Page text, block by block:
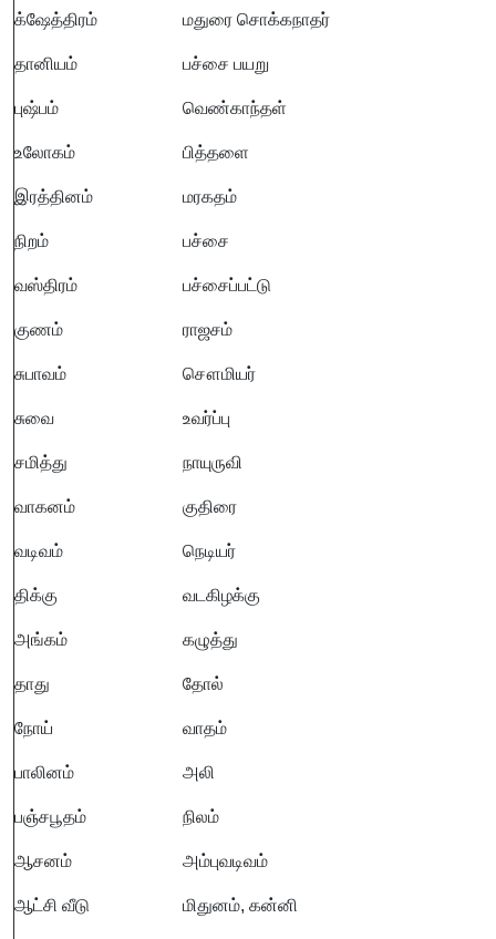
க்ஷேத்திரம் மதுரை சொக்கநாதர்
தானியம் பச்சை பயறு
புஷ்பம் வெண்காந்தள்
உலோகம் பித்தளை
இரத்தினம் மரகதம்
நிறம் பச்சை
வஸ்திரம் பச்சைப்பட்டு
குணம் ராஜசம்
சுபாவம் சௌமியர்
சுவை உவர்ப்பு
சமித்து நாயுருவி
வாகனம் குதிரை
வடிவம் நெடியர்
திக்கு வடகிழக்கு
அங்கம் கழுத்து
தாது தோல்
நோய் வாதம்
பாலினம் அலி
பஞ்சபூதம் நிலம்
ஆசனம் அம்புவடிவம்
ஆட்சி வீடு மிதுனம், கன்னி